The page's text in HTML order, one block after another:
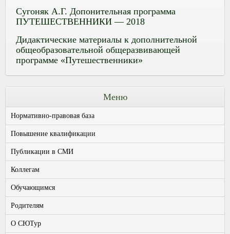
Сугоняк А.Г. Допонительная программа
ПУТЕШЕСТВЕННИКИ — 2018
Дидактические материалы к дополнительной
общеобразовательной общеразвивающей
программе «Путешественники»
Меню
Нормативно-правовая база
Повышение квалификации
Публикации в СМИ
Коллегам
Обучающимся
Родителям
О СЮТур